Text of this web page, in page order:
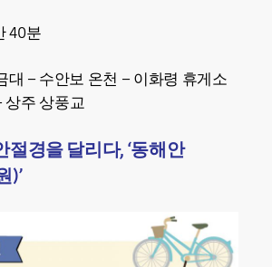
40분
대 – 수안보 온천 – 이화령 휴게소
상주 상풍교
절경을 달리다, ‘동해안
)’